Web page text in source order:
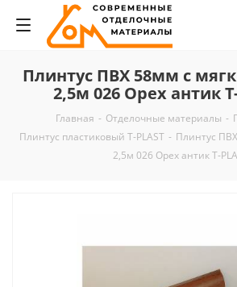
Плинтус ПВХ 58мм с
2,5м 026 Орех антик
Главная - Отделочные материалы -
Плинтус пластиковый T-PLAST - Плинтус
2,5м 026 Орех антик T-